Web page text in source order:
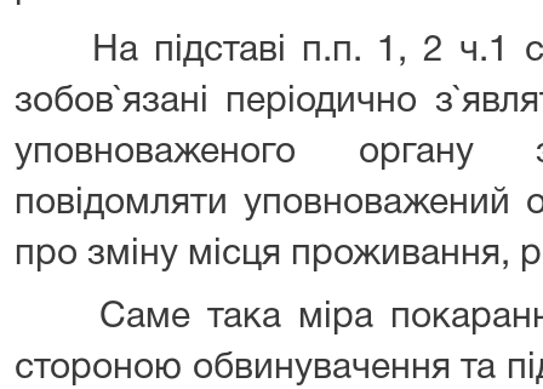
На підставі п.п. 1, 2 ч.1
зобов`язані періодично
уповноваженого органу
повідомляти уповноважений
про зміну місця проживання,
Саме така міра
стороною обвинувачення та